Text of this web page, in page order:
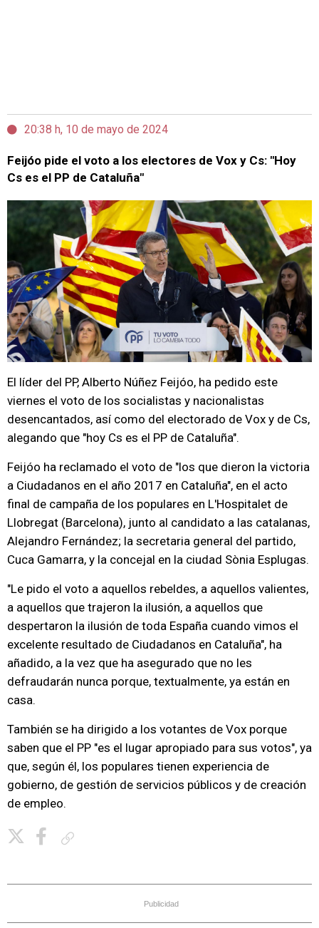
20:38 h, 10 de mayo de 2024
Feijóo pide el voto a los electores de Vox y Cs: "Hoy
Cs es el PP de Cataluña"
El líder del PP, Alberto Núñez Feijóo, ha pedido este
viernes el voto de los socialistas y nacionalistas
desencantados, así como del electorado de Vox y de Cs,
alegando que "hoy Cs es el PP de Cataluña".
Feijóo ha reclamado el voto de "los que dieron la victoria
a Ciudadanos en el año 2017 en Cataluña", en el acto
final de campaña de los populares en L'Hospitalet de
Llobregat (Barcelona), junto al candidato a las catalanas,
Alejandro Fernández; la secretaria general del partido,
Cuca Gamarra, y la concejal en la ciudad Sònia Esplugas.
"Le pido el voto a aquellos rebeldes, a aquellos valientes,
a aquellos que trajeron la ilusión, a aquellos que
despertaron la ilusión de toda España cuando vimos el
excelente resultado de Ciudadanos en Cataluña", ha
añadido, a la vez que ha asegurado que no les
defraudarán nunca porque, textualmente, ya están en
casa.
También se ha dirigido a los votantes de Vox porque
saben que el PP "es el lugar apropiado para sus votos", ya
que, según él, los populares tienen experiencia de
gobierno, de gestión de servicios públicos y de creación
de empleo.
Publicidad